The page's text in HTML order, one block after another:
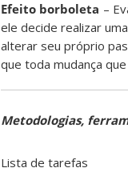
Efeito borboleta –
ele decide realizar
alterar seu próprio
que toda mudança
Metodologias,
Lista de tarefas